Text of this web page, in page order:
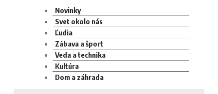
Novinky
Svet okolo nás
Ľudia
Zábava a šport
Veda a technika
Kultúra
Dom a záhrada